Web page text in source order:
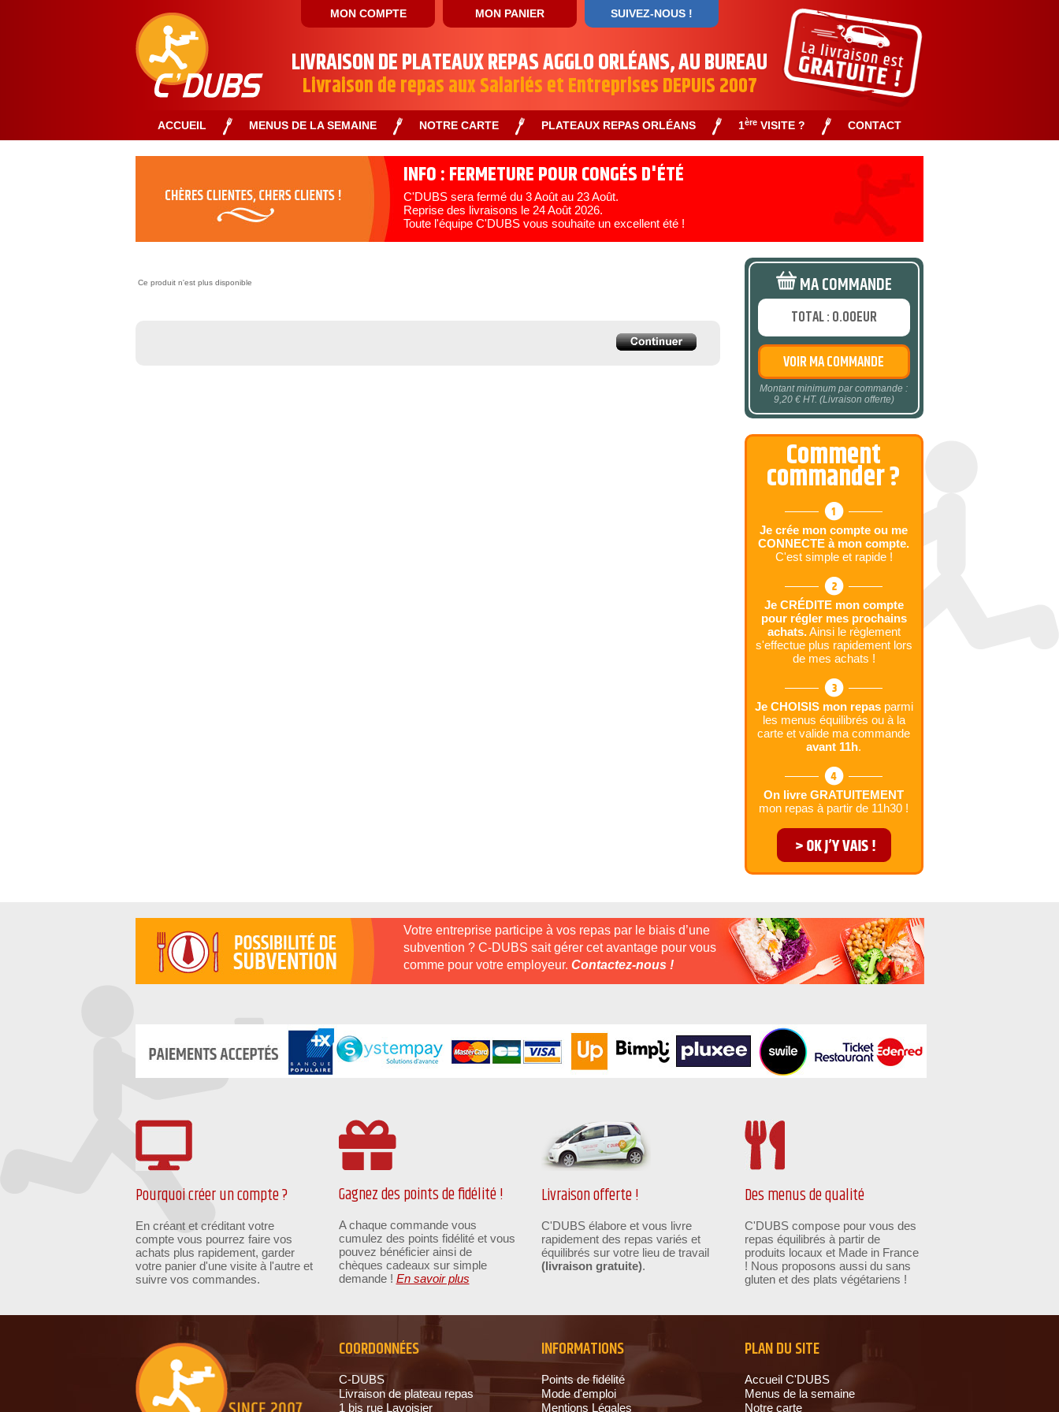
LIVRAISON DE PLATEAUX REPAS AGGLO ORLÉANS, AU BUREAU
Livraison de repas aux Salariés et Entreprises DEPUIS 2007
SUIVEZ-NOUS !
MON PANIER
MON COMPTE
ACCUEIL MENUS DE LA SEMAINE NOTRE CARTE PLATEAUX REPAS ORLÉANS 1ère VISITE ? CONTACT
INFO : FERMETURE POUR CONGÉS D'ÉTÉ
C'DUBS sera fermé du 3 Août au 23 Août.
Reprise des livraisons le 24 Août 2026.
Toute l'équipe C'DUBS vous souhaite un excellent été !
Ce produit n'est plus disponible MA COMMANDE
TOTAL : 0.00EUR
VOIR MA COMMANDE
Montant minimum par commande :
9,20 € HT. (Livraison offerte)
Comment
commander ?
Je crée mon compte ou me
CONNECTE à mon compte.
C'est simple et rapide !
Je CRÉDITE mon compte
pour régler mes prochains
achats.Ainsi le règlement
s'effectue plus rapidement lors
de mes achats !
Je CHOISIS mon repasparmi
les menus équilibrés ou à la
carte et valide ma commande
avant 11h.
On livre GRATUITEMENT
mon repas à partir de 11h30 !
Votre entreprise participe à vos repas par le biais d’une
subvention ? C-DUBS sait gérer cet avantage pour vous
comme pour votre employeur. Contactez-nous !
Pourquoi créer un compte ?
En créant et créditant votre
compte vous pourrez faire vos
achats plus rapidement, garder
votre panier d'une visite à l'autre et
suivre vos commandes.
Gagnez des points de fidélité !
A chaque commande vous
cumulez des points fidélité et vous
pouvez bénéficier ainsi de
chèques cadeaux sur simple
demande ! En savoir plus
Livraison offerte !
C'DUBS élabore et vous livre
rapidement des repas variés et
équilibrés sur votre lieu de travail
(livraison gratuite).
Des menus de qualité
C'DUBS compose pour vous des
repas équilibrés à partir de
produits locaux et Made in France
! Nous proposons aussi du sans
gluten et des plats végétariens !
COORDONNÉES
C-DUBS
Livraison de plateau repas
1 bis rue Lavoisier
INFORMATIONS
Points de fidélité
Mode d'emploi
Mentions Légales
PLAN DU SITE
Accueil C'DUBS
Menus de la semaine
Notre carte